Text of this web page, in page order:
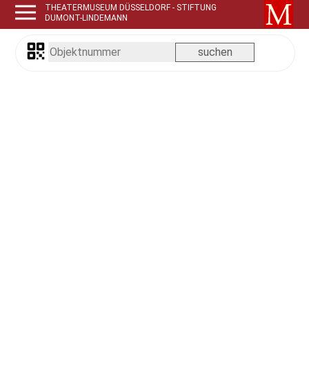
THEATERMUSEUM DÜSSELDORF - STIFTUNG
DUMONT-LINDEMANN